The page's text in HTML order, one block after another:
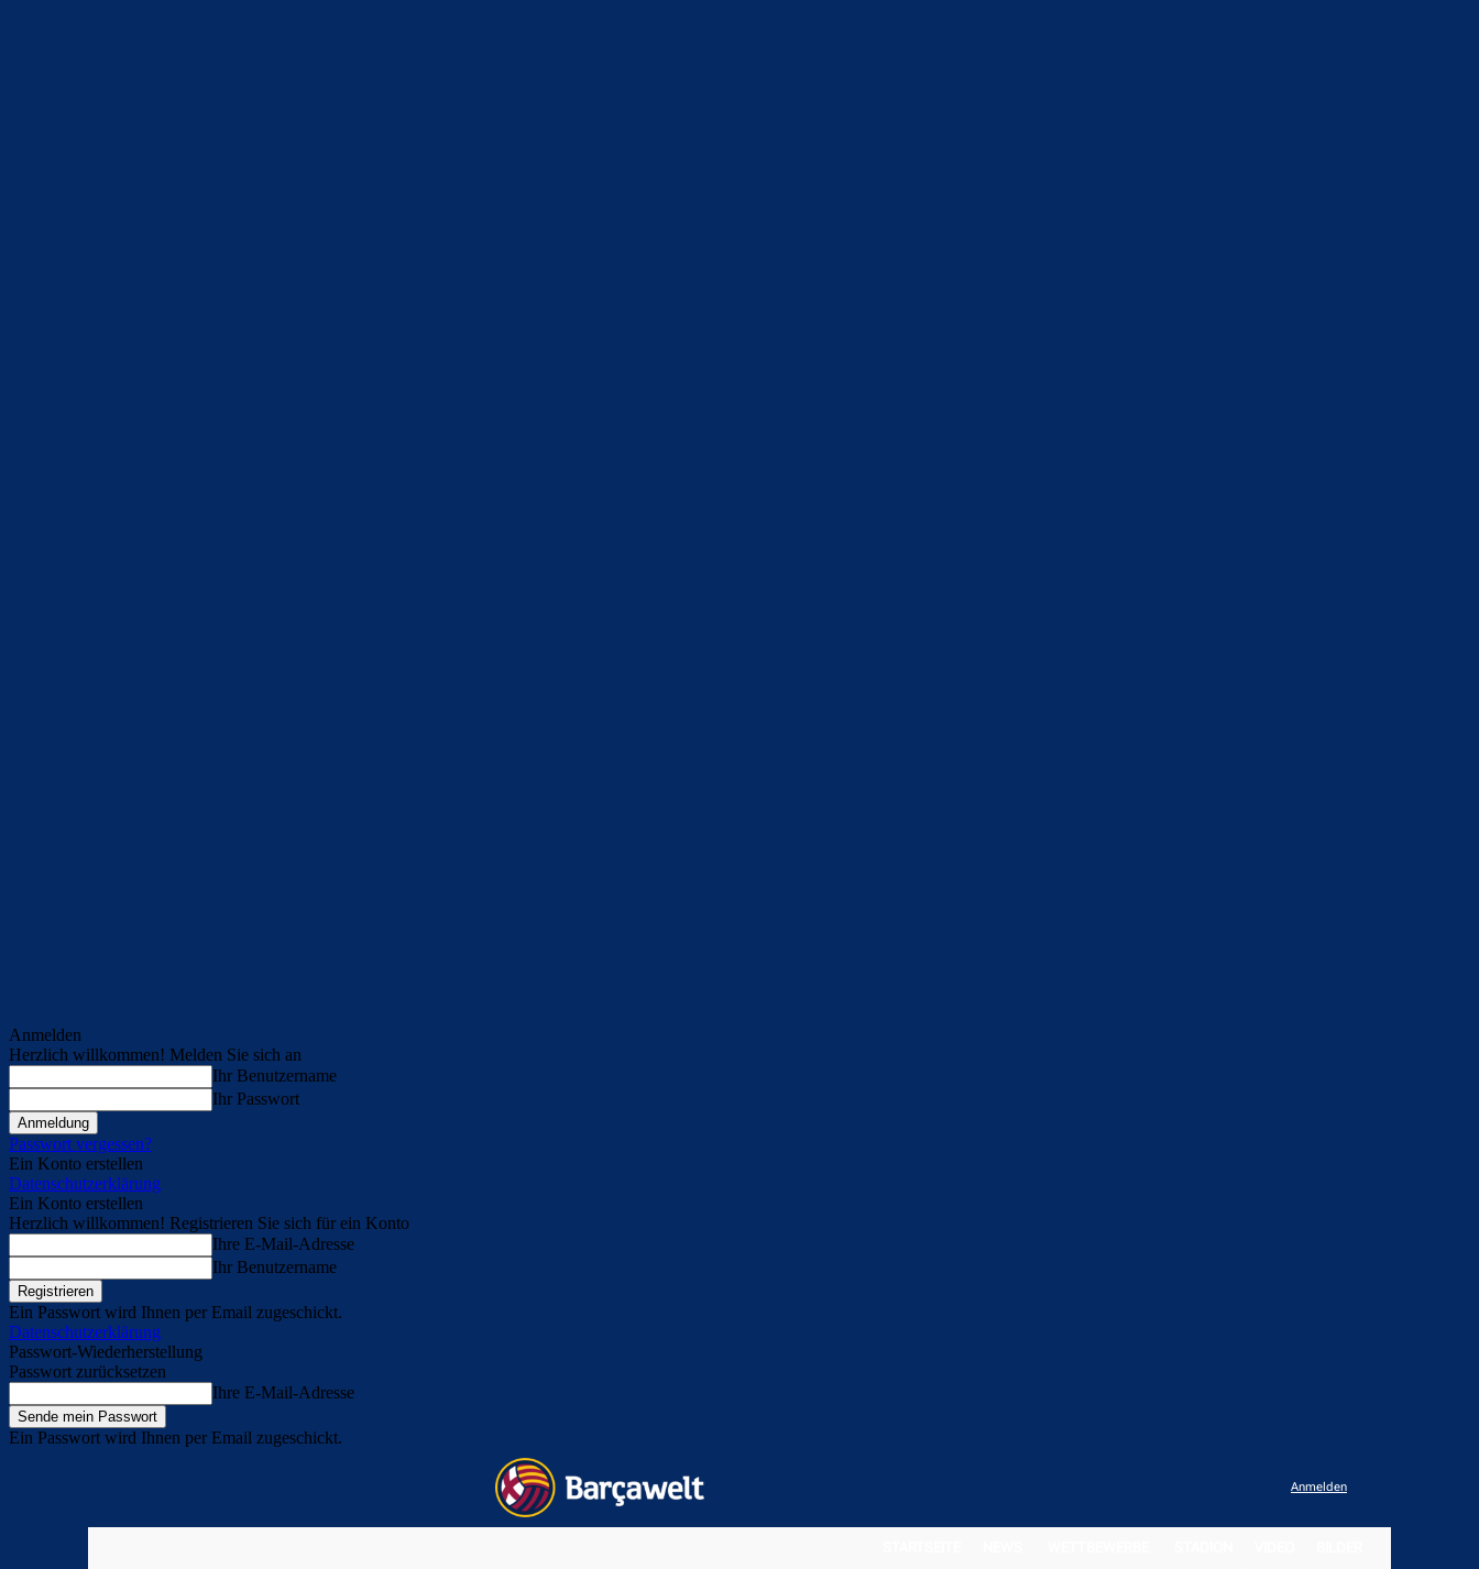
Anmelden
Herzlich willkommen! Melden Sie sich an
Ihr Benutzername
Ihr Passwort
Passwort vergessen?
Ein Konto erstellen
Datenschutzerklärung
Ein Konto erstellen
Herzlich willkommen! Registrieren Sie sich für ein Konto
Ihre E-Mail-Adresse
Ihr Benutzername
Ein Passwort wird Ihnen per Email zugeschickt.
Datenschutzerklärung
Passwort-Wiederherstellung
Passwort zurücksetzen
Ihre E-Mail-Adresse
Ein Passwort wird Ihnen per Email zugeschickt.
Anmelden